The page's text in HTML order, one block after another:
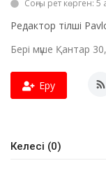
Спорт
ОЙЫН-САУЫҚ
АРНАЙЫ ЖОБА
Құрылтай
Соңғы рет көрген:
Редактор тілші
Бері мүше Қантар
Еру
Келесі (0)